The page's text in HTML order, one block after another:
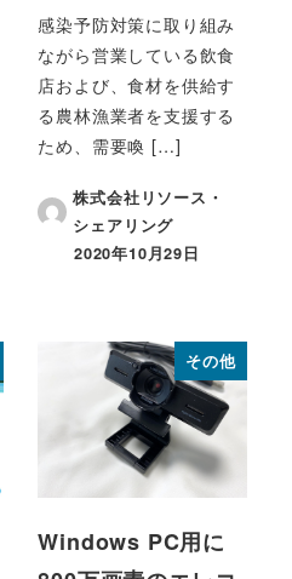
感染予防対策に取り組み
ながら営業している飲食
店および、食材を供給す
る農林漁業者を支援する
ため、需要喚 […]
株式会社リソース・
シェアリング
投稿日
2020年10月29日
その他
Windows PC用に